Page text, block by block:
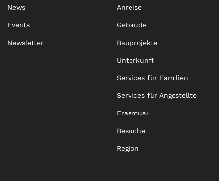
News
Events
Newsletter
Anreise
Gebäude
Bauprojekte
Unterkunft
Services für Familien
Services für Angestellte
Erasmus+
Besuche
Region